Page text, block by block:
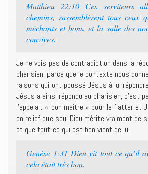
Matthieu 22:10 Ces serviteurs
chemins, rassemblèrent tous ceux
méchants et bons, et la salle des
convives.
Je ne vois pas de contradiction dans la
pharisien, parce que le contexte nous
raisons qui ont poussé Jésus à lui
Jésus a ainsi répondu au pharisien, c’est
l’appelait « bon maître » pour le flatter et
en relief que seul Dieu mérite vraiment de
et que tout ce qui est bon vient de lui.
Genèse 1:31 Dieu vit tout ce qu’il
cela était très bon.